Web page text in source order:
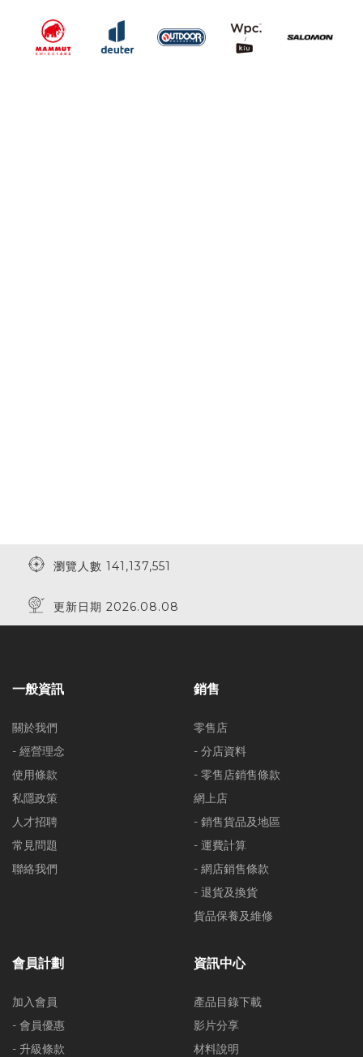
瀏覽人數 141,137,551
更新日期 2026.08.08
一般資訊
關於我們
- 經營理念
使用條款
私隱政策
人才招聘
常見問題
聯絡我們
銷售
零售店
- 分店資料
- 零售店銷售條款
網上店
- 銷售貨品及地區
- 運費計算
- 網店銷售條款
- 退貨及換貨
貨品保養及維修
會員計劃
加入會員
- 會員優惠
- 升級條款
資訊中心
產品目錄下載
影片分享
材料說明